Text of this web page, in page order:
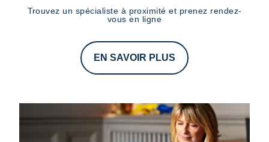
Trouvez un spécialiste à proximité et prenez rendez-
vous en ligne
EN SAVOIR PLUS